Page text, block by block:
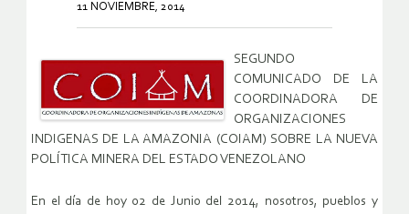
11 NOVIEMBRE, 2014
SEGUNDO
COMUNICADO DE LA
COORDINADORA DE
ORGANIZACIONES
INDIGENAS DE LA AMAZONIA (COIAM) SOBRE LA NUEVA
POLÍTICA MINERA DEL ESTADO VENEZOLANO
En el día de hoy 02 de Junio del 2014, nosotros, pueblos y